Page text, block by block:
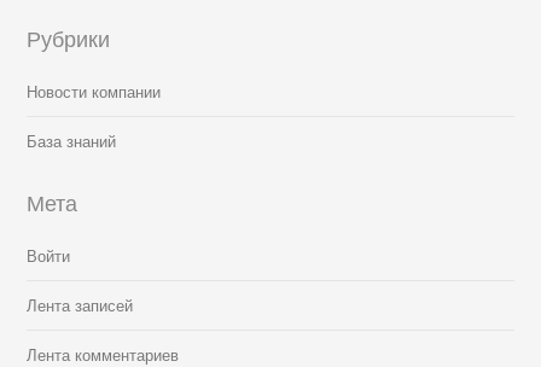
Рубрики
Новости компании
База знаний
Мета
Войти
Лента записей
Лента комментариев